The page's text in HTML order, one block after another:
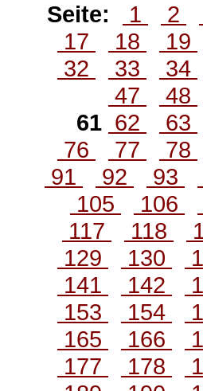
Seite: 1 2
17
18
19
32
33
34
47
48
61 62
63
76
77
78
91
92 93
105
106
117
118
129
130
141
142
153
154
165
166
177
178